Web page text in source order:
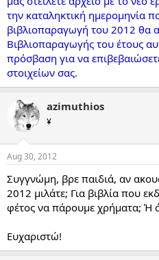
την καταληκτική ημερομηνία
βιβλιοπαραγωγή του 2012 θα
Βιβλιοπαραγωγής του έτους
πρόσβαση για να
στοιχείων σας.
azimuthios
¥
Aug 30, 2012
Συγγνώμη, βρε παιδιά, αν
2012 μιλάτε; Για βιβλία που
φέτος να πάρουμε χρήματα; Ή
Ευχαριστώ!